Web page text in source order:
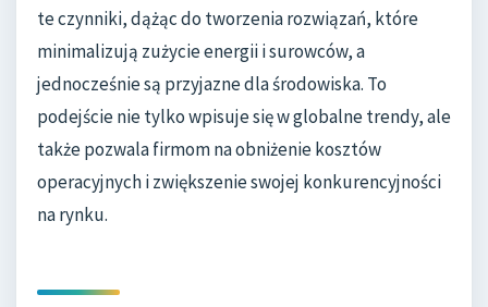
te czynniki, dążąc do tworzenia rozwiązań, które
minimalizują zużycie energii i surowców, a
jednocześnie są przyjazne dla środowiska. To
podejście nie tylko wpisuje się w globalne trendy, ale
także pozwala firmom na obniżenie kosztów
operacyjnych i zwiększenie swojej konkurencyjności
na rynku.